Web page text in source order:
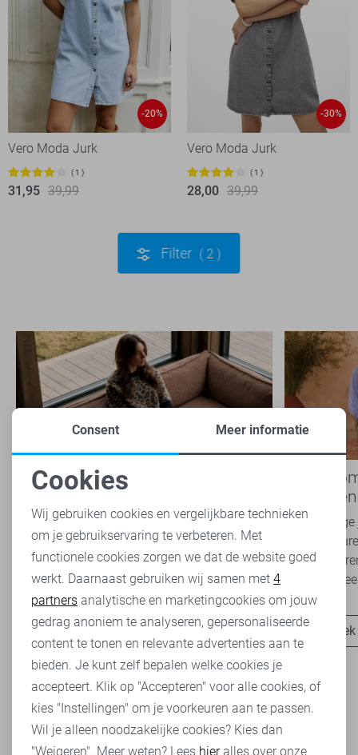
-20%
Vero Moda Jurk
1
31,95 39,99
-30%
Vero Moda Jurk
1
28,00 39,99
Filter 2
Nieuwe Lady Day najaarscollectie
travelkwaliteit
Het najaar vraagt om kleding die comfortabel,
veelzijdig én stijlvol is. Met de nieuwe Lady
Day najaarscollectie 2026 ben je helemaal
klaar voor...
Ontdek nu
Boho
overal
Van luchtige
zachte
Romance
het
Heb je dit al eens bekeken?
Noodzakelijke cookies
Personalisatie cookies
Analytische cookies
Marketing cookies
Consent Meer informatie
Cookies
Wij gebruiken cookies en vergelijkbare technieken
om je gebruikservaring te verbeteren. Met
functionele cookies zorgen we dat de website goed
werkt. Daarnaast gebruiken wij samen met 4
partners analytische en marketingcookies om jouw
gedrag anoniem te analyseren, gepersonaliseerde
content te tonen en relevante advertenties aan te
bieden. Je kunt zelf bepalen welke cookies je
accepteert. Klik op "Accepteren" voor alle cookies, of
kies "Instellingen" om je voorkeuren aan te passen.
Wil je alleen noodzakelijke cookies? Kies dan
"Weigeren". Meer weten? Lees hieralles over onze